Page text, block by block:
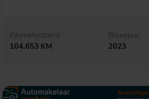
Kilometerstand
104.653 KM
Bouwjaar
2023